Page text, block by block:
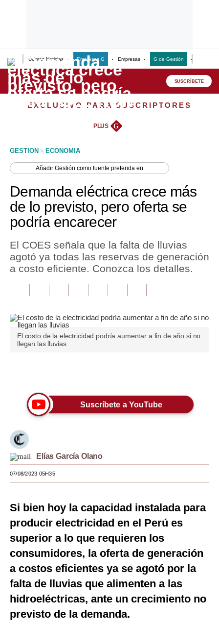
Últimas Noticias Empresas G Empresas G de Gestión
Lo último
Peru Quiosco
Management & Empleo
Perú
Política
Finanzas Personales
Plus G
Opinión
Editorial
Tendencias
Lujo
Viajes
Moda
Estilos
EEUU
España
Internacional
Club del Suscriptor
SUSCRÍBETE
EXCLUSIVO PARA SUSCRIPTORES
PLUS G
GESTION > ECONOMIA
AñadirGestión como fuente preferida en
Demanda eléctrica crece más
de lo previsto, pero oferta se
podría encarecer
El COES señala que la falta de lluvias
agotó ya todas las reservas de generación
a costo eficiente. Conozca los detalles.
El costo de la electricidad podría aumentar a fin de año si no
llegan las lluvias
Suscríbete a YouTube
Elías García Olano
07/08/2023 05H35
Si bien hoy la capacidad instalada para
producir electricidad en el Perú es
superior a lo que requieren los
consumidores, la oferta de generación
a costos eficientes ya se agotó por la
falta de lluvias que alimenten a las
hidroeléctricas, ante un crecimiento no
previsto de la demanda.